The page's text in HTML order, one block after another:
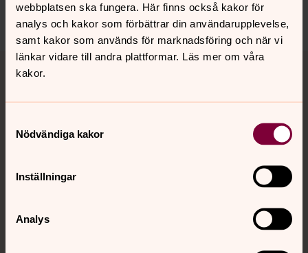
webbplatsen ska fungera. Här finns också kakor för
analys och kakor som förbättrar din användarupplevelse,
samt kakor som används för marknadsföring och när vi
länkar vidare till andra plattformar. Läs mer om våra
kakor.
Nödvändiga kakor
Inställningar
Analys
Dela
Tillbaka till toppen
Tillbaka till innehållet
Kontakt
Kalender
Hitta snabbt